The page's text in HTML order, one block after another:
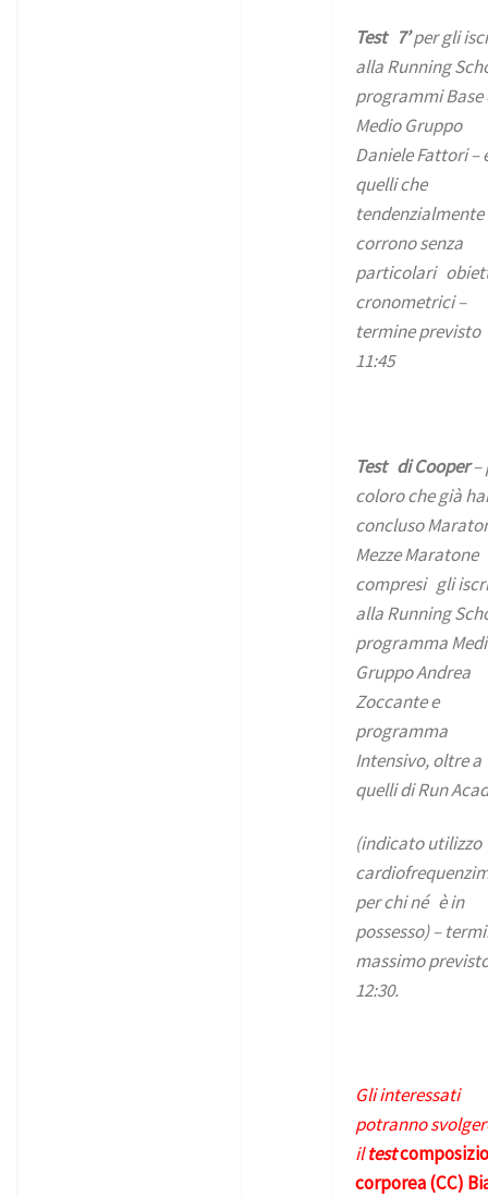
Test 7’per gli
alla Running
programmi Base
Medio Gruppo
Daniele Fattori –
quelli che
tendenzialmente
corrono senza
particolari
cronometrici –
termine previsto
11:45
Test di Cooper–
coloro che già
concluso
Mezze Maratone
compresi gli
alla Running
programma
Gruppo Andrea
Zoccante e
programma
Intensivo, oltre a
quelli di Run
(indicato utilizzo
per chi né è in
possesso) –
massimo
12:30.
Gli interessati
potranno
iltest
corporea (CC)